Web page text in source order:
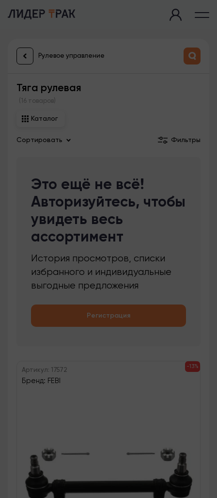
Рулевое управление
Тяга рулевая
(16 товаров)
Каталог
Сортировать Фильтры
Это ещё не всё!
Авторизуйтесь, чтобы
увидеть весь
ассортимент
История просмотров, списки
избранного и индивидуальные
выгодные предложения
Регистрация
-13%
Артикул: 17572
Бренд: FEBI